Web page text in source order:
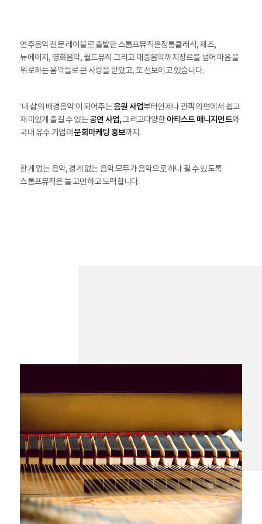
연주음악 전문 레이블로 출발한 스톰프뮤직은정통클래식, 재즈,
뉴에이지, 영화음악, 월드뮤직 그리고 대중음악까지 장르를 넘어 마음을
위로하는 음악들로 큰 사랑을 받았고, 또 선보이고 있습니다.
‘내 삶의 배경음악’이 되어주는음원 사업부터언제나 관객의 편에서 쉽고
재미있게 즐길 수 있는공연 사업,그리고다양한아티스트 매니지먼트와
국내 유수 기업의문화마케팅 홍보까지.
한계 없는 음악, 경계 없는 음악.모두가 음악으로 하나 될 수 있도록
스톰프뮤직은 늘 고민하고 노력합니다.